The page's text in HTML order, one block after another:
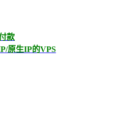
款
原生IP的VPS